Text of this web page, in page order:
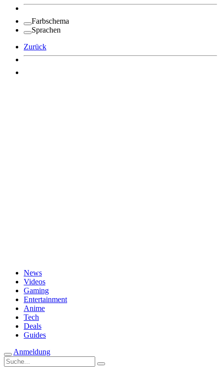
Farbschema
Sprachen
Zurück
News
Videos
Gaming
Entertainment
Anime
Tech
Deals
Guides
Anmeldung
Suche
nach: